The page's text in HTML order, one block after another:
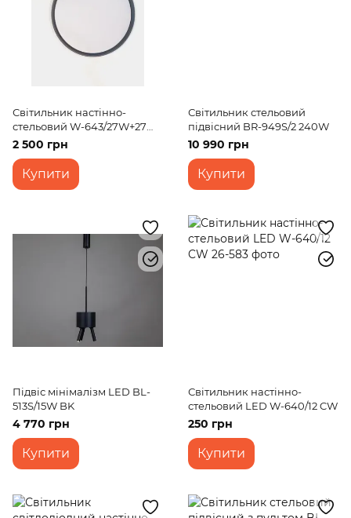
Світильник настінно-
стельовий W-643/27W+27W
CCT+RGB TUYA
2 500 грн
Купити
Світильник стельовий
підвісний BR-949S/2 240W
10 990 грн
Купити
Підвіс мінімалізм LED BL-
513S/15W BK
4 770 грн
Купити
Світильник настінно-
стельовий LED W-640/12 CW
250 грн
Купити